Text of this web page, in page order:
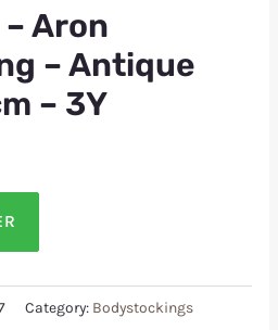
– Aron
– Antique
– 3Y
Category: Bodystockings